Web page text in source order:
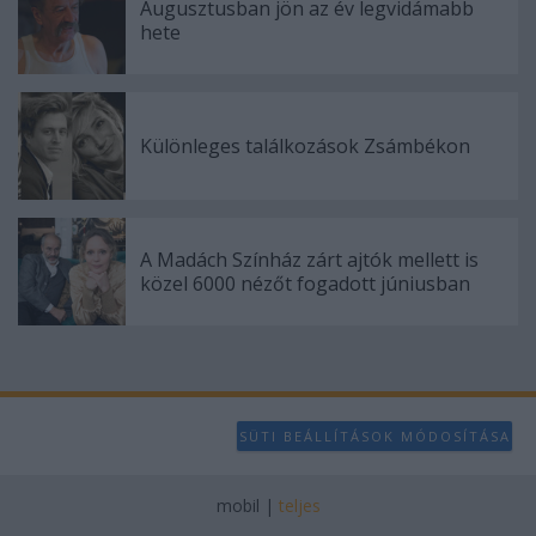
Augusztusban jön az év legvidámabb
hete
Különleges találkozások Zsámbékon
A Madách Színház zárt ajtók mellett is
közel 6000 nézőt fogadott júniusban
SÜTI BEÁLLÍTÁSOK MÓDOSÍTÁSA
mobil | teljes